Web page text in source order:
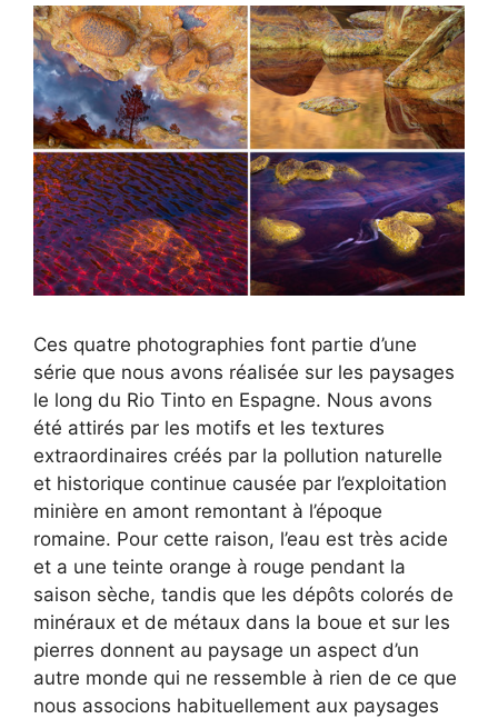
Ces quatre photographies font partie d’une
série que nous avons réalisée sur les paysages
le long du Rio Tinto en Espagne. Nous avons
été attirés par les motifs et les textures
extraordinaires créés par la pollution naturelle
et historique continue causée par l’exploitation
minière en amont remontant à l’époque
romaine. Pour cette raison, l’eau est très acide
et a une teinte orange à rouge pendant la
saison sèche, tandis que les dépôts colorés de
minéraux et de métaux dans la boue et sur les
pierres donnent au paysage un aspect d’un
autre monde qui ne ressemble à rien de ce que
nous associons habituellement aux paysages